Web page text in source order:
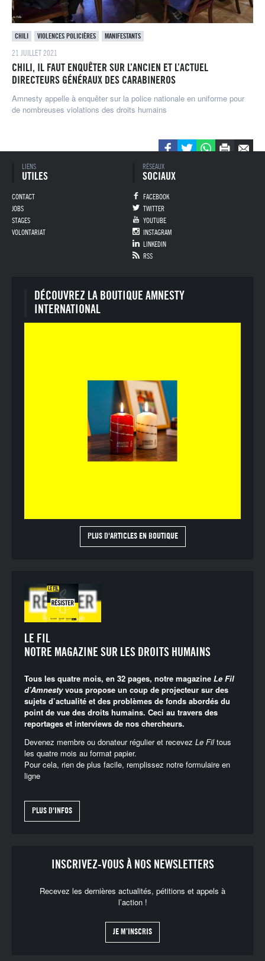
CHILI VIOLENCES POLICIÈRES MANIFESTANTS
21 JUILLET 2021
CHILI, IL FAUT ENQUÊTER SUR L’ANCIEN ET L’ACTUEL
DIRECTEURS GÉNÉRAUX DES CARABINEROS
Amnesty appelle à enquêter sur la police nationale en uniforme pour
de nombreuses violations des droits humains
Pied de page
LIENS
UTILES
CONTACT
JOBS
STAGES
VOLONTARIAT
RÉSEAUX
SOCIAUX
FACEBOOK
TWITTER
YOUTUBE
INSTAGRAM
LINKEDIN
RSS
DÉCOUVREZ LA BOUTIQUE AMNESTY
INTERNATIONAL
PLUS D'ARTICLES EN BOUTIQUE
LE FIL
NOTRE MAGAZINE SUR LES DROITS HUMAINS
Tous les quatre mois, en 32 pages, notre magazine Le Fil
d’Amnestyvous propose un coup de projecteur sur des
sujets d’actualité et des problèmes de fonds abordés du
point de vue des droits humains. Ceci au travers des
reportages et interviews de nos chercheurs.
Devenez membre ou donateur régulier et recevez Le Filtous
les quatre mois au format papier.
Pour cela, rien de plus facile, remplissez notre formulaire en
ligne
PLUS D'INFOS
INSCRIVEZ-VOUS À NOS NEWSLETTERS
Recevez les dernières actualités, pétitions et appels à
l’action !
JE M’INSCRIS